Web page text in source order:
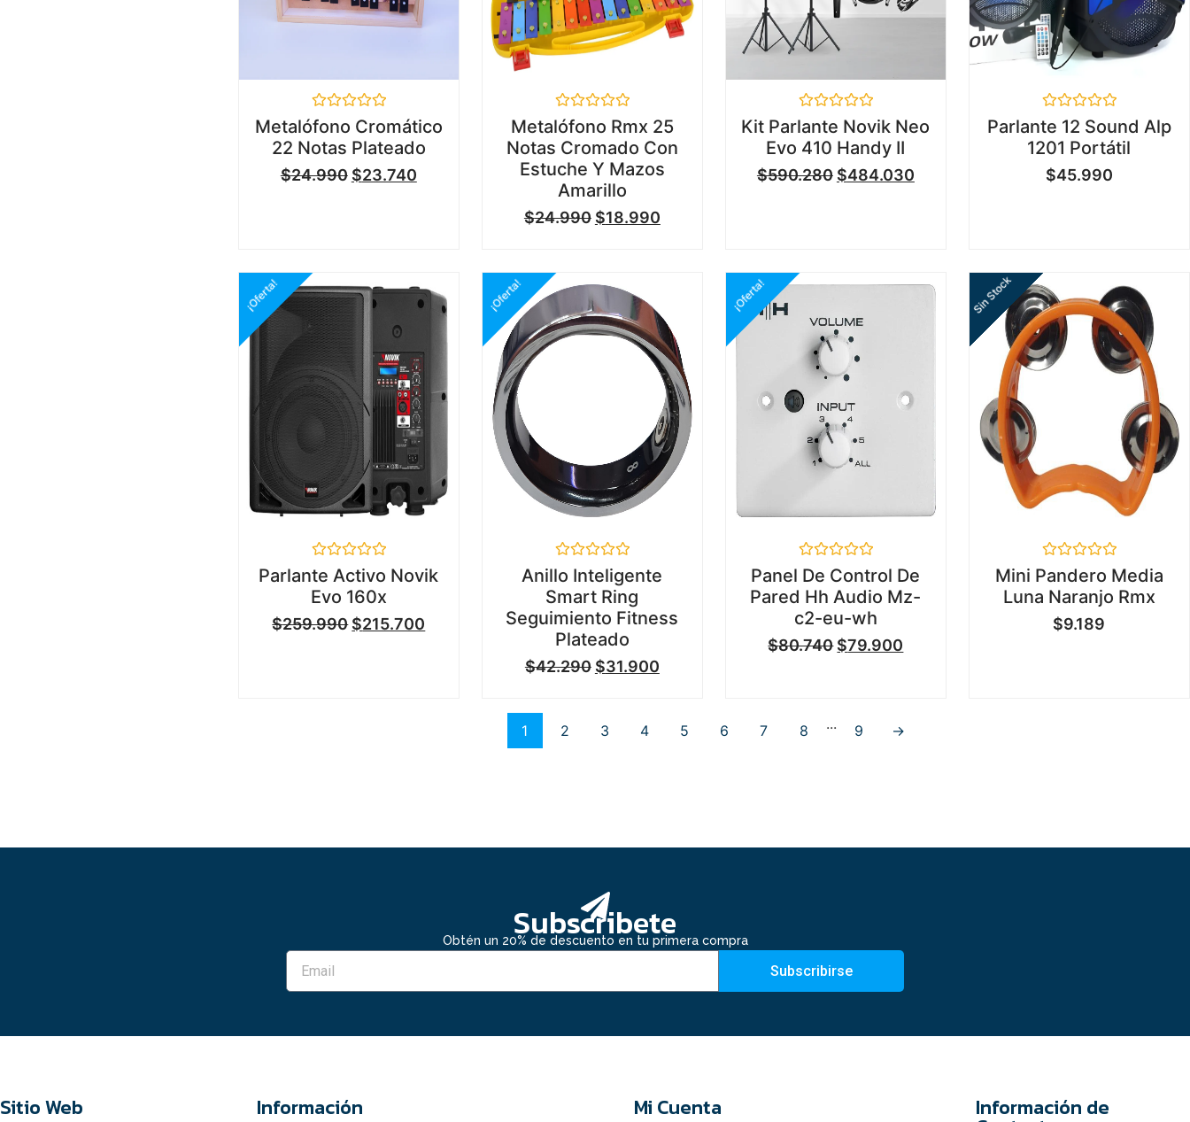
Valorado
en
0
de
5
Metalófono Cromático
22 Notas Plateado
$24.990 $23.740
Valorado
en
0
de
5
Metalófono Rmx 25
Notas Cromado Con
Estuche Y Mazos
Amarillo
$24.990 $18.990
Valorado
en
0
5
Kit Parlante Novik Neo
Evo 410 Handy II
$590.280 $484.030
Valorado
en
0
de
5
Parlante 12 Sound Alp
1201 Portátil
$45.990
¡Oferta!
Valorado
en
0
5
Parlante Activo Novik
Evo 160x
$259.990 $215.700
¡Oferta!
Valorado
en
0
5
Anillo Inteligente
Smart Ring
Seguimiento Fitness
Plateado
$42.290 $31.900
¡Oferta!
Valorado
en
0
de
5
Panel De Control De
Pared Hh Audio Mz-
c2-eu-wh
$80.740 $79.900
Sin Stock
Valorado
en
0
Mini Pandero Media
Luna Naranjo Rmx
$9.189
1 2 3 4 5 6 7 8 ... 9 →
Subscribete
Obtén un 20% de descuento en tu primera compra
Subscribirse
Sitio Web Información Mi Cuenta Información de